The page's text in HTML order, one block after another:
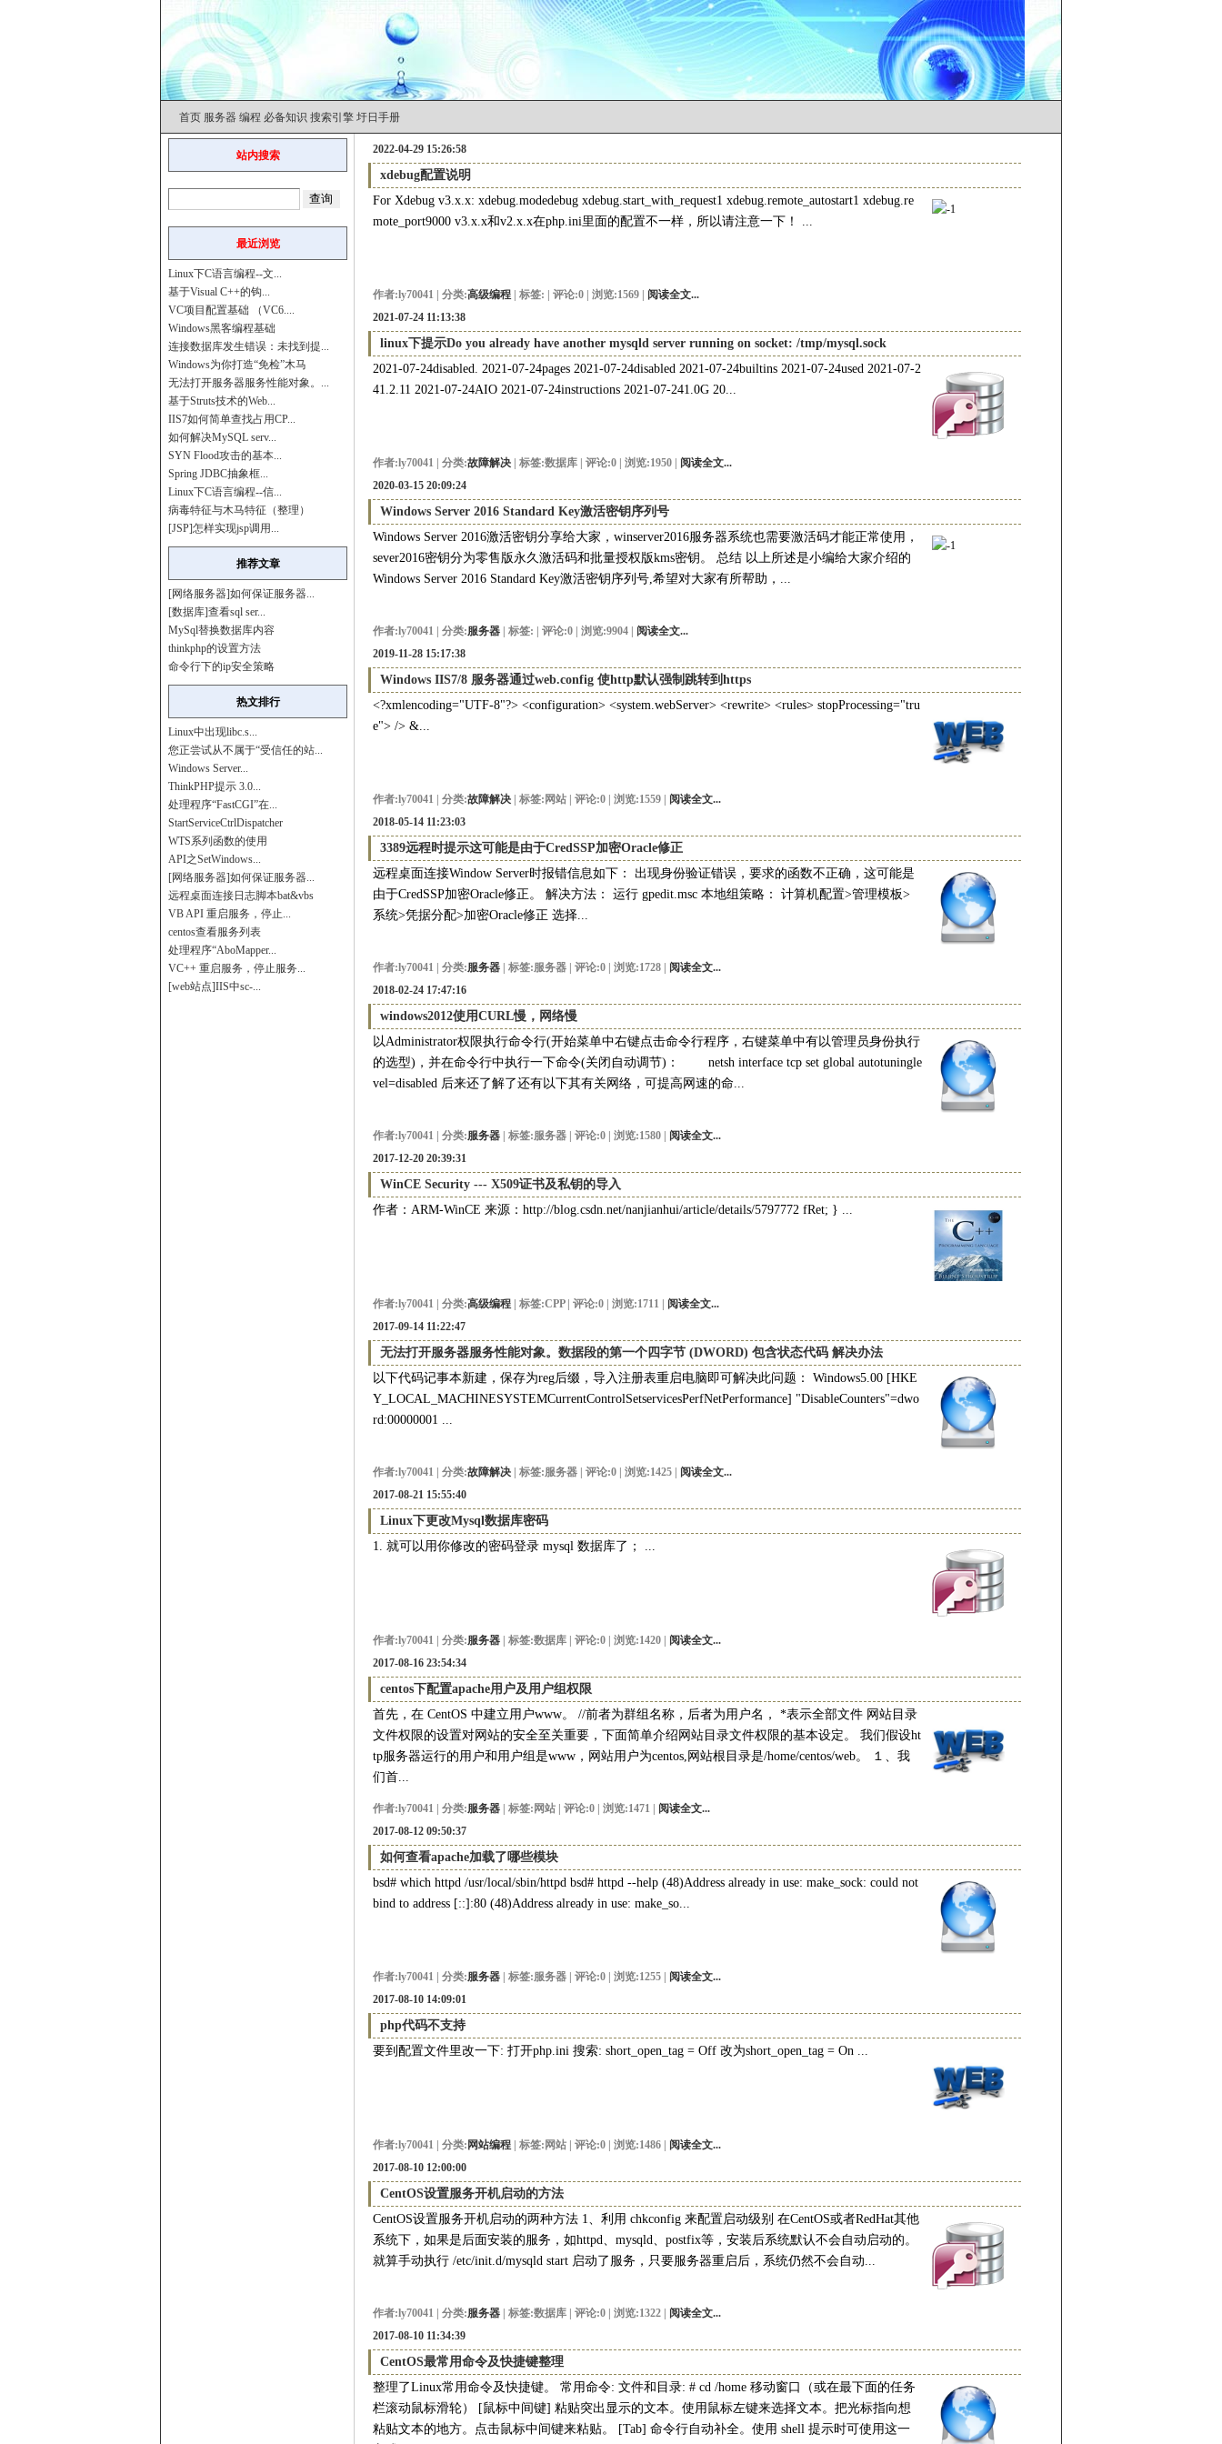
首页 服务器 编程 必备知识 搜索引擎 圩日手册
站内搜索
最近浏览
Linux下C语言编程--文...
基于Visual C++的钩...
VC项目配置基础 （VC6....
Windows黑客编程基础
连接数据库发生错误：未找到提...
Windows为你打造“免检”木马
无法打开服务器服务性能对象。...
基于Struts技术的Web...
IIS7如何简单查找占用CP...
如何解决MySQL serv...
SYN Flood攻击的基本...
Spring JDBC抽象框...
Linux下C语言编程--信...
病毒特征与木马特征（整理）
[JSP]怎样实现jsp调用...
推荐文章
[网络服务器]如何保证服务器...
[数据库]查看sql ser...
MySql替换数据库内容
thinkphp的设置方法
命令行下的ip安全策略
热文排行
Linux中出现libc.s...
您正尝试从不属于“受信任的站...
Windows Server...
ThinkPHP提示 3.0...
处理程序“FastCGI”在...
StartServiceCtrlDispatcher
WTS系列函数的使用
API之SetWindows...
[网络服务器]如何保证服务器...
远程桌面连接日志脚本bat&vbs
VB API 重启服务，停止...
centos查看服务列表
处理程序“AboMapper...
VC++ 重启服务，停止服务...
[web站点]IIS中sc-...
2022-04-29 15:26:58
xdebug配置说明
For Xdebug v3.x.x: xdebug.modedebug xdebug.start_with_request1 xdebug.remote_autostart1 xdebug.re
mote_port9000 v3.x.x和v2.x.x在php.ini里面的配置不一样，所以请注意一下！ ...
作者:ly70041 | 分类:高级编程 | 标签: | 评论:0 | 浏览:1569 | 阅读全文...
2021-07-24 11:13:38
linux下提示Do you already have another mysqld server running on socket: /tmp/mysql.sock
2021-07-24disabled. 2021-07-24pages 2021-07-24disabled 2021-07-24builtins 2021-07-24used 2021-07-2
41.2.11 2021-07-24AIO 2021-07-24instructions 2021-07-241.0G 20...
作者:ly70041 | 分类:故障解决 | 标签:数据库 | 评论:0 | 浏览:1950 | 阅读全文...
2020-03-15 20:09:24
Windows Server 2016 Standard Key激活密钥序列号
Windows Server 2016激活密钥分享给大家，winserver2016服务器系统也需要激活码才能正常使用，
sever2016密钥分为零售版永久激活码和批量授权版kms密钥。 总结 以上所述是小编给大家介绍的
Windows Server 2016 Standard Key激活密钥序列号,希望对大家有所帮助，...
作者:ly70041 | 分类:服务器 | 标签: | 评论:0 | 浏览:9904 | 阅读全文...
2019-11-28 15:17:38
Windows IIS7/8 服务器通过web.config 使http默认强制跳转到https
<?xmlencoding="UTF-8"?> <configuration> <system.webServer> <rewrite> <rules> stopProcessing="tru
e"> /> &...
作者:ly70041 | 分类:故障解决 | 标签: 网站 | 评论:0 | 浏览:1559 | 阅读全文...
2018-05-14 11:23:03
3389远程时提示这可能是由于CredSSP加密Oracle修正
远程桌面连接Window Server时报错信息如下： 出现身份验证错误，要求的函数不正确，这可能是
由于CredSSP加密Oracle修正。 解决方法： 运行 gpedit.msc 本地组策略： 计算机配置>管理模板>
系统>凭据分配>加密Oracle修正 选择...
作者:ly70041 | 分类:服务器 | 标签:服务器 | 评论:0 | 浏览:1728 | 阅读全文...
2018-02-24 17:47:16
windows2012使用CURL慢，网络慢
以Administrator权限执行命令行(开始菜单中右键点击命令行程序，右键菜单中有以管理员身份执行
的选型)，并在命令行中执行一下命令(关闭自动调节)： netsh interface tcp set global autotuningle
vel=disabled 后来还了解了还有以下其有关网络，可提高网速的命...
作者:ly70041 | 分类:服务器 | 标签:服务器 | 评论:0 | 浏览:1580 | 阅读全文...
2017-12-20 20:39:31
WinCE Security --- X509证书及私钥的导入
作者：ARM-WinCE 来源：http://blog.csdn.net/nanjianhui/article/details/5797772 fRet; } ...
作者:ly70041 | 分类:高级编程 | 标签:CPP| 评论:0 | 浏览:1711 | 阅读全文...
2017-09-14 11:22:47
无法打开服务器服务性能对象。数据段的第一个四字节 (DWORD) 包含状态代码 解决办法
以下代码记事本新建，保存为reg后缀，导入注册表重启电脑即可解决此问题： Windows5.00 [HKE
Y_LOCAL_MACHINESYSTEMCurrentControlSetservicesPerfNetPerformance] "DisableCounters"=dwo
rd:00000001 ...
作者:ly70041 | 分类:故障解决 | 标签:服务器 | 评论:0 | 浏览:1425 | 阅读全文...
2017-08-21 15:55:40
Linux下更改Mysql数据库密码
1. 就可以用你修改的密码登录 mysql 数据库了； ...
作者:ly70041 | 分类:服务器 | 标签:数据库 | 评论:0 | 浏览:1420 | 阅读全文...
2017-08-16 23:54:34
centos下配置apache用户及用户组权限
首先，在 CentOS 中建立用户www。 //前者为群组名称，后者为用户名， *表示全部文件 网站目录
文件权限的设置对网站的安全至关重要，下面简单介绍网站目录文件权限的基本设定。 我们假设ht
tp服务器运行的用户和用户组是www，网站用户为centos,网站根目录是/home/centos/web。 １、我
们首...
作者:ly70041 | 分类:服务器 | 标签: 网站 | 评论:0 | 浏览:1471 | 阅读全文...
2017-08-12 09:50:37
如何查看apache加载了哪些模块
bsd# which httpd /usr/local/sbin/httpd bsd# httpd --help (48)Address already in use: make_sock: could not
bind to address [::]:80 (48)Address already in use: make_so...
作者:ly70041 | 分类:服务器 | 标签:服务器 | 评论:0 | 浏览:1255 | 阅读全文...
2017-08-10 14:09:01
php代码不支持
要到配置文件里改一下: 打开php.ini 搜索: short_open_tag = Off 改为short_open_tag = On ...
作者:ly70041 | 分类: 网站编程 | 标签: 网站 | 评论:0 | 浏览:1486 | 阅读全文...
2017-08-10 12:00:00
CentOS设置服务开机启动的方法
CentOS设置服务开机启动的两种方法 1、利用 chkconfig 来配置启动级别 在CentOS或者RedHat其他
系统下，如果是后面安装的服务，如httpd、mysqld、postfix等，安装后系统默认不会自动启动的。
就算手动执行 /etc/init.d/mysqld start 启动了服务，只要服务器重启后，系统仍然不会自动...
作者:ly70041 | 分类:服务器 | 标签:数据库 | 评论:0 | 浏览:1322 | 阅读全文...
2017-08-10 11:34:39
CentOS最常用命令及快捷键整理
整理了Linux常用命令及快捷键。 常用命令: 文件和目录: # cd /home 移动窗口（或在最下面的任务
栏滚动鼠标滑轮） [鼠标中间键] 粘贴突出显示的文本。使用鼠标左键来选择文本。把光标指向想
粘贴文本的地方。点击鼠标中间键来粘贴。 [Tab] 命令行自动补全。使用 shell 提示时可使用这一